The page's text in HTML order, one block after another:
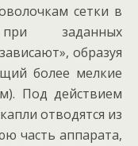
сетки в
заданных
образуя
более мелкие
Под действием
отводятся из
часть аппарата,